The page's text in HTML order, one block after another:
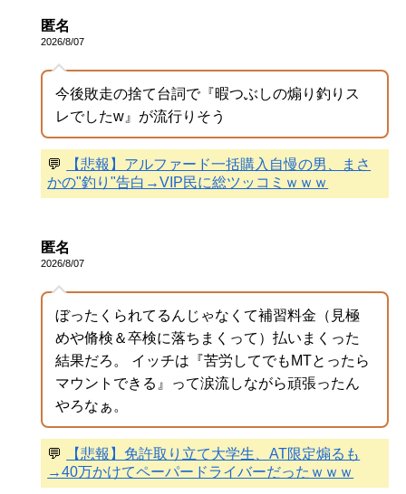
匿名
2026/8/07
今後敗走の捨て台詞で『暇つぶしの煽り釣りス
レでしたw』が流行りそう
💬
【悲報】アルファード一括購入自慢の男、まさ
かの"釣り"告白→VIP民に総ツッコミｗｗｗ
匿名
2026/8/07
ぼったくられてるんじゃなくて補習料金（見極
めや脩検＆卒検に落ちまくって）払いまくった
結果だろ。 イッチは『苦労してでもMTとったら
マウントできる』って涙流しながら頑張ったん
やろなぁ。
💬
【悲報】免許取り立て大学生、AT限定煽るも
→40万かけてペーパードライバーだったｗｗｗ